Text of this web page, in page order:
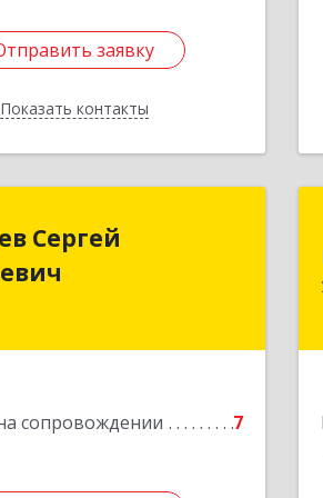
заявку
Показать контакты
заявку
Назад
Сергей
сопровождении 7
Бондарев Сергей
Николаевич